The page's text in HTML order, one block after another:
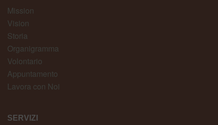
Mission
Vision
Storia
Organigramma
Volontario
Appuntamento
Lavora con Noi
SERVIZI